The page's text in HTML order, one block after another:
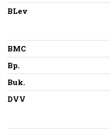
BLev
BMC
Bp.
Buk.
DVV